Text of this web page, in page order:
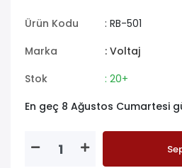
Ürün Kodu
: RB-501
Marka
: Voltaj
Stok
: 20+
En geç 8 Ağustos Cumartesi